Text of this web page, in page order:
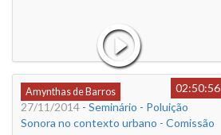
Amynthas de Barros
02:50:56
27/11/2014 - Seminário - Poluição
Sonora no contexto urbano - Comissão